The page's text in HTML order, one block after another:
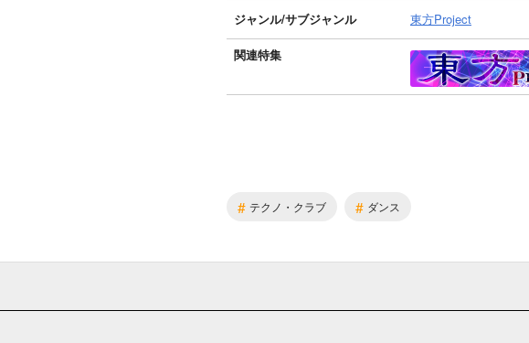
ジャンル/サブジャンル 東方Project
関連特集
# テクノ・クラブ # ダンス